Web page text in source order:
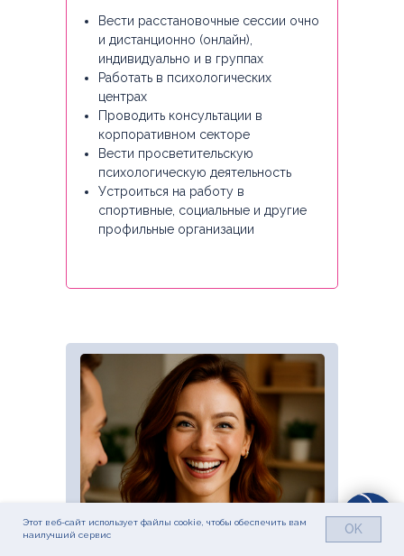
Вести расстановочные сессии очно
и дистанционно (онлайн),
индивидуально и в группах
Работать в психологических
центрах
Проводить консультации в
корпоративном секторе
Вести просветительскую
психологическую деятельность
Устроиться на работу в
спортивные, социальные и другие
профильные организации
Этот веб-сайт использует файлы cookie, чтобы обеспечить вам
наилучший сервис
OK